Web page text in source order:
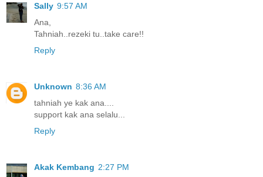
Sally 9:57 AM
Ana,
Tahniah..rezeki tu..take care!!
Reply
Unknown 8:36 AM
tahniah ye kak ana....
support kak ana selalu...
Reply
Akak Kembang 2:27 PM